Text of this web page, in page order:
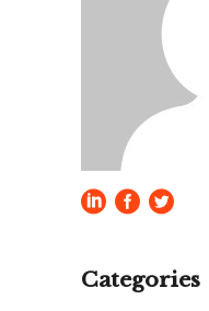
Categories